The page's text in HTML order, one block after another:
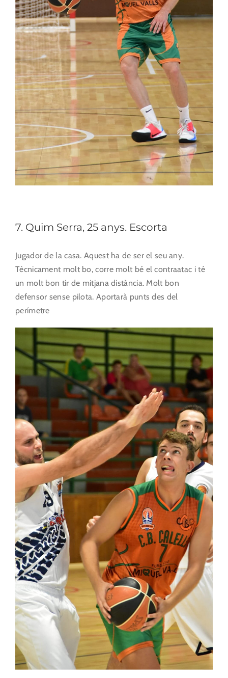
7. Quim Serra, 25 anys. Escorta
Jugador de la casa. Aquest ha de ser el seu any.
Tècnicament molt bo, corre molt bé el contraatac i té
un molt bon tir de mitjana distància. Molt bon
defensor sense pilota. Aportarà punts des del
perímetre